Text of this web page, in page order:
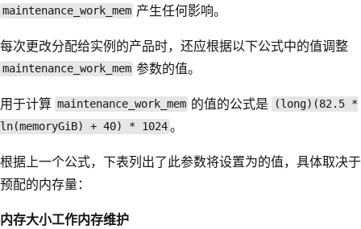
maintenance_work_mem 产生任何影响。
每次更改分配给实例的产品时，还应根据以下公式中的值调整
maintenance_work_mem 参数的值。
用于计算 maintenance_work_mem 的值的公式是
(long)(82.5 *
ln(memoryGiB) + 40) * 1024。
根据上一个公式，下表列出了此参数将设置为的值，具体取决于
预配的内存量：
内存大小工作内存维护